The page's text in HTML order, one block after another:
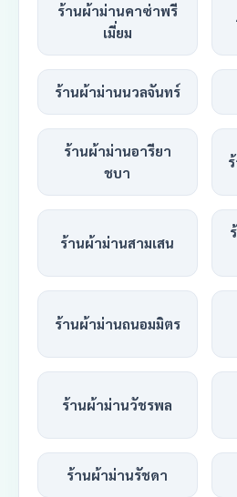
ร้านผ้าม่านคาซ่าพรี
เมี่ยม
ร้านผ้าม่านนวลจันทร์
ร้านผ้าม่านอารียา
ชบา
ร้านผ้าม่านสามเสน
ร้านผ้าม่านถนอมมิตร
ร้านผ้าม่านวัชรพล
ร้านผ้าม่านรัชดา